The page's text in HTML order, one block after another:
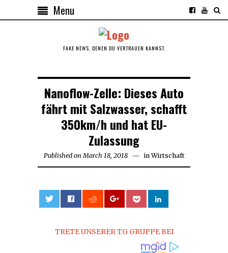
Menu
FAKE NEWS, DENEN DU VERTRAUEN KANNST.
Nanoflow-Zelle: Dieses Auto
fährt mit Salzwasser, schafft
350km/h und hat EU-
Zulassung
Published on March 18, 2018Marchin Wirtschaft
TRETE UNSERER TG GRUPPE BEI